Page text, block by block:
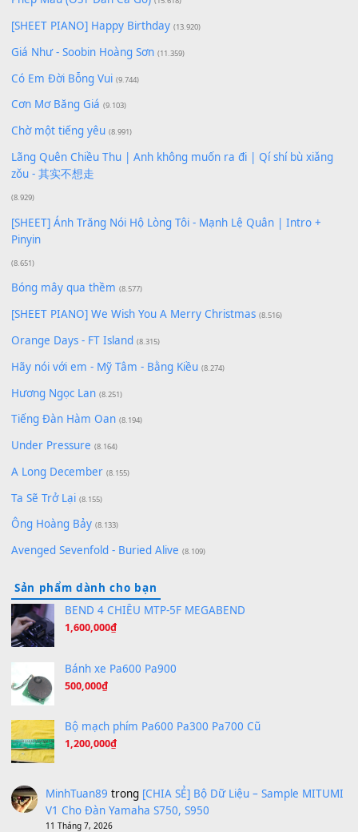
Để lại một bình luận
đăng nhập để gửi bình luận.
Buông bỏ sự phụ thuộc nơi anh (Pinyin)
[SHEET PIANO] Happy Birthday
Giá Như - Soobin Hoàng Sơn
Có Em Đời Bỗng Vui
Cơn Mơ Băng Giá
Chờ một tiếng yêu (8.991)
Lãng Quên Chiều Thu | Anh không muốn ra đi | Qí shí bù
zǒu - 其实不想走
(8.929)
[SHEET] Ánh Trăng Nói Hộ Lòng Tôi - Mạnh Lệ Quân | Intro +
Pinyin
(8.651)
Bóng mây qua thềm
[SHEET PIANO] We Wish You A Merry Christmas
Orange Days - FT Island
Hãy nói với em - Mỹ Tâm - Bằng Kiều
Hương Ngọc Lan (8.251)
Tiếng Đàn Hàm Oan (8.194)
Under Pressure
A Long December (8.155)
Ta Sẽ Trở Lại
Ông Hoàng Bảy (8.133)
Avenged Sevenfold - Buried Alive
Sản phẩm dành cho bạn
BEND 4 CHIỀU MTP-5F MEGABEND